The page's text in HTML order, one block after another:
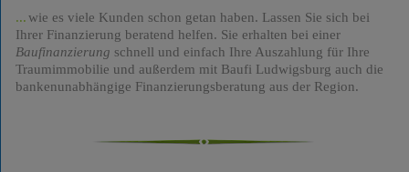
wie es viele Kunden schon getan haben. Lassen Sie sich bei
Ihrer Finanzierung beratend helfen. Sie erhalten bei einer
Baufinanzierung schnell und einfach Ihre Auszahlung für Ihre
Traumimmobilie und außerdem mit Baufi Ludwigsburg auch die
bankenunabhängige Finanzierungsberatung aus der Region.